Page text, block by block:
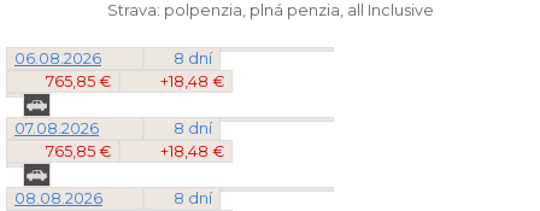
Strava: polpenzia, plná penzia, all Inclusive
06.08.2026
8 dní
765,85 €
+18,48 €
07.08.2026
8 dní
765,85 €
+18,48 €
08.08.2026
8 dní